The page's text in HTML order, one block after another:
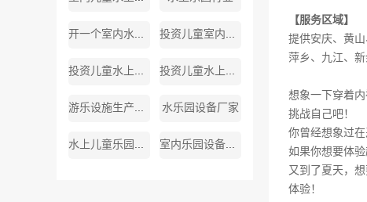
开一个室内水上乐园 投资儿童室内水上乐园
投资儿童水上乐园 投资儿童水上乐园需多少钱
游乐设施生产厂家 水乐园设备厂家
水上儿童乐园厂家 室内乐园设备生产厂家
【服务区域】
提供安庆、黄
萍乡、九江、
想象一下穿着
挑战自己吧！
你曾经想象过
如果你想要体
又到了夏天，
体验！